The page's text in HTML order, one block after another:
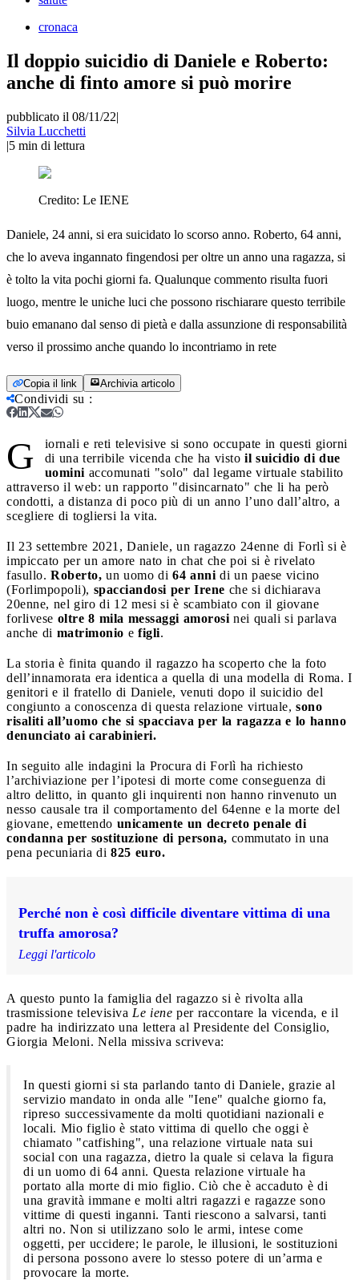
cronaca
Il doppio suicidio di Daniele e Roberto:
anche di finto amore si può morire
pubblicato il 08/11/22|
Silvia Lucchetti
|5 min di lettura
Credito: Le IENE
Daniele, 24 anni, si era suicidato lo scorso anno. Roberto, 64 anni,
che lo aveva ingannato fingendosi per oltre un anno una ragazza, si
è tolto la vita pochi giorni fa. Qualunque commento risulta fuori
luogo, mentre le uniche luci che possono rischiarare questo terribile
buio emanano dal senso di pietà e dalla assunzione di responsabilità
verso il prossimo anche quando lo incontriamo in rete
Copia il link Archivia articolo
Condividi su :
G
iornali e reti televisive si sono occupate in questi giorni
di una terribile vicenda che ha visto il suicidio di due
uomini accomunati "solo" dal legame virtuale stabilito
attraverso il web: un rapporto "disincarnato" che li ha però
condotti, a distanza di poco più di un anno l’uno dall’altro, a
scegliere di togliersi la vita.
Il 23 settembre 2021, Daniele, un ragazzo 24enne di Forlì si è
impiccato per un amore nato in chat che poi si è rivelato
fasullo. Roberto, un uomo di 64 anni di un paese vicino
(Forlimpopoli), spacciandosi per Irene che si dichiarava
20enne, nel giro di 12 mesi si è scambiato con il giovane
forlivese oltre 8 mila messaggi amorosi nei quali si parlava
anche di matrimonio e figli.
La storia è finita quando il ragazzo ha scoperto che la foto
dell’innamorata era identica a quella di una modella di Roma. I
genitori e il fratello di Daniele, venuti dopo il suicidio del
congiunto a conoscenza di questa relazione virtuale, sono
risaliti all’uomo che si spacciava per la ragazza e lo hanno
denunciato ai carabinieri.
In seguito alle indagini la Procura di Forlì ha richiesto
l’archiviazione per l’ipotesi di morte come conseguenza di
altro delitto, in quanto gli inquirenti non hanno rinvenuto un
nesso causale tra il comportamento del 64enne e la morte del
giovane, emettendo unicamente un decreto penale di
condanna per sostituzione di persona, commutato in una
pena pecuniaria di 825 euro.
Perché non è così difficile diventare vittima di una
truffa amorosa?
Leggi l'articolo
A questo punto la famiglia del ragazzo si è rivolta alla
trasmissione televisiva Le iene per raccontare la vicenda, e il
padre ha indirizzato una lettera al Presidente del Consiglio,
Giorgia Meloni. Nella missiva scriveva:
In questi giorni si sta parlando tanto di Daniele, grazie al
servizio mandato in onda alle "Iene" qualche giorno fa,
ripreso successivamente da molti quotidiani nazionali e
locali. Mio figlio è stato vittima di quello che oggi è
chiamato "catfishing", una relazione virtuale nata sui
social con una ragazza, dietro la quale si celava la figura
di un uomo di 64 anni. Questa relazione virtuale ha
portato alla morte di mio figlio. Ciò che è accaduto è di
una gravità immane e molti altri ragazzi e ragazze sono
vittime di questi inganni. Tanti riescono a salvarsi, tanti
altri no. Non si utilizzano solo le armi, intese come
oggetti, per uccidere; le parole, le illusioni, le sostituzioni
di persona possono avere lo stesso potere di un’arma e
provocare la morte.